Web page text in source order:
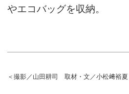
やエコバッグを収納。
＜撮影／山田耕司 取材・文／小松﨑裕夏